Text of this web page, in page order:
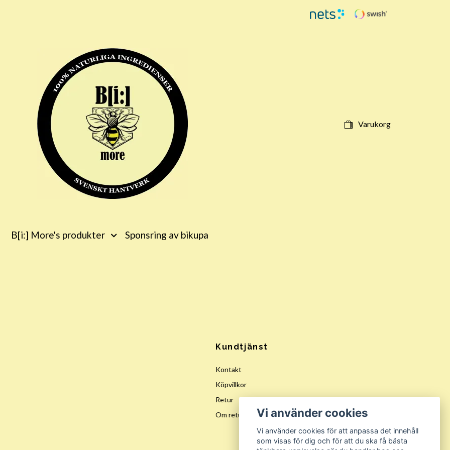
Varukorg
B[i:] More's produkter Sponsring av bikupa
Kundtjänst
Kontakt
Köpvillkor
Retur
Om returer
Vi använder cookies
Vi använder cookies för att anpassa det innehåll
som visas för dig och för att du ska få bästa